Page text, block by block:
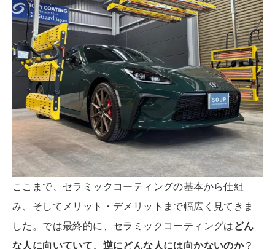
ここまで、セラミックコーティングの基本から仕組
み、そしてメリット・デメリットまで幅広く見てきま
した。では最終的に、セラミックコーティングは どん
な人に向いていて、逆にどんな人には向かないのか？